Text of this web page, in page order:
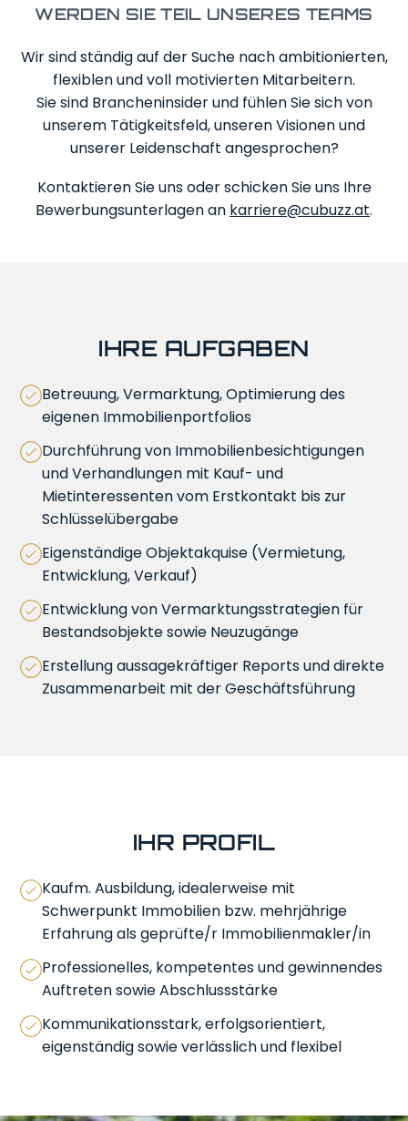
Kontakt
SERVICE
IMPRESSUM
DATENSCHUTZ
WERDEN SIE TEIL UNSERES TEAMS
Wir sind ständig auf der Suche nach ambitionierten,
flexiblen und voll motivierten Mitarbeitern.
Sie sind Brancheninsider und fühlen Sie sich von
unserem Tätigkeitsfeld, unseren Visionen und
unserer Leidenschaft angesprochen?
Kontaktieren Sie uns oder schicken Sie uns Ihre
Bewerbungsunterlagen an karriere@cubuzz.at.
IHRE AUFGABEN
Betreuung, Vermarktung, Optimierung des
eigenen Immobilienportfolios
Durchführung von Immobilienbesichtigungen
und Verhandlungen mit Kauf- und
Mietinteressenten vom Erstkontakt bis zur
Schlüsselübergabe
Eigenständige Objektakquise (Vermietung,
Entwicklung, Verkauf)
Entwicklung von Vermarktungsstrategien für
Bestandsobjekte sowie Neuzugänge
Erstellung aussagekräftiger Reports und direkte
Zusammenarbeit mit der Geschäftsführung
IHR PROFIL
Kaufm. Ausbildung, idealerweise mit
Schwerpunkt Immobilien bzw. mehrjährige
Erfahrung als geprüfte/r Immobilienmakler/in
Professionelles, kompetentes und gewinnendes
Auftreten sowie Abschlussstärke
Kommunikationsstark, erfolgsorientiert,
eigenständig sowie verlässlich und flexibel